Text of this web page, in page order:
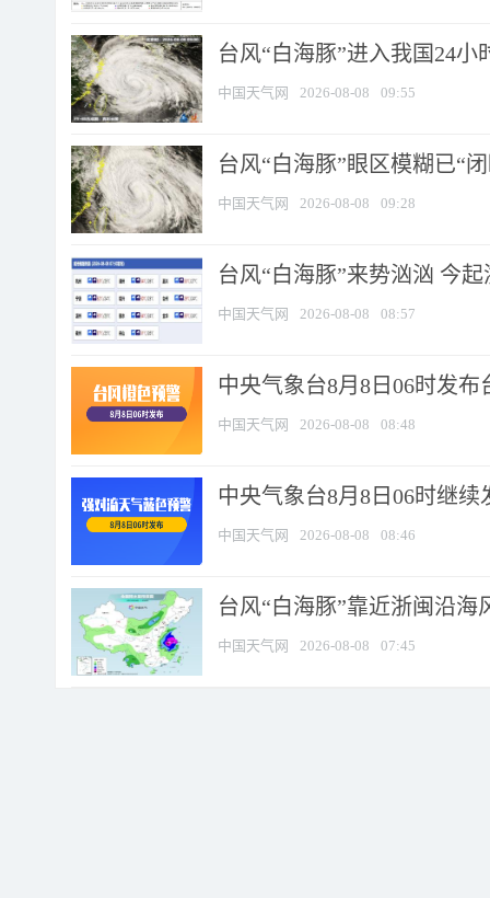
台风“白海豚”进入我国24
中国天气网 2026-08-08 09:55
台风“白海豚”眼区模糊已“
中国天气网 2026-08-08 09:28
台风“白海豚”来势汹汹 今
中国天气网 2026-08-08 08:57
中央气象台8月8日06时发布
中国天气网 2026-08-08 08:48
中央气象台8月8日06时继
中国天气网 2026-08-08 08:46
台风“白海豚”靠近浙闽沿
中国天气网 2026-08-08 07:45